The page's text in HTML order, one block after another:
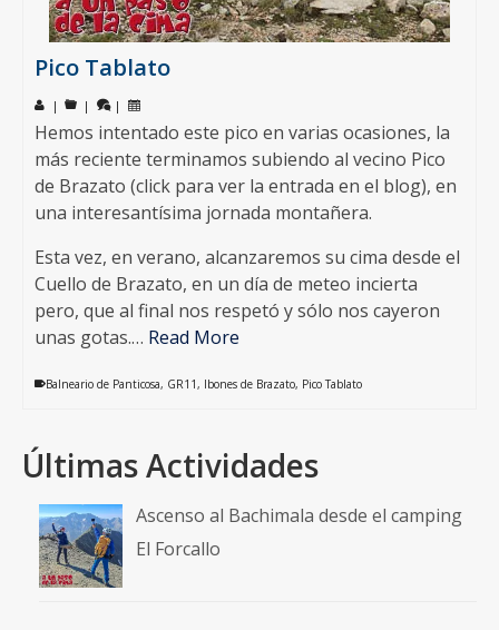
Pico Tablato
| | |
Hemos intentado este pico en varias ocasiones, la
más reciente terminamos subiendo al vecino Pico
de Brazato (click para ver la entrada en el blog), en
una interesantísima jornada montañera.
Esta vez, en verano, alcanzaremos su cima desde el
Cuello de Brazato, en un día de meteo incierta
pero, que al final nos respetó y sólo nos cayeron
unas gotas.… Read More
Balneario de Panticosa, GR11, Ibones de Brazato, Pico Tablato
Últimas Actividades
Ascenso al Bachimala desde el camping
El Forcallo